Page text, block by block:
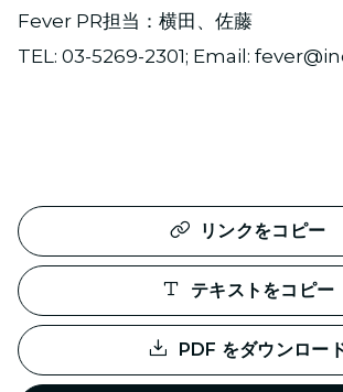
Fever PR担当：横田、佐藤
TEL: 03-5269-2301; Email:
リンクをコピー
テキストをコピー
PDF をダウンロー